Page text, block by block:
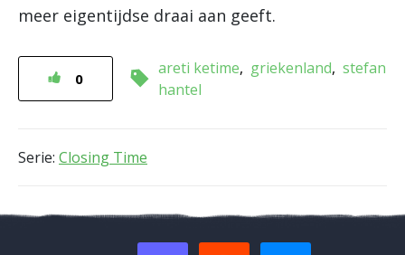
meer eigentijdse draai aan geeft.
0
areti ketime griekenland stefan
hantel
Serie: Closing Time